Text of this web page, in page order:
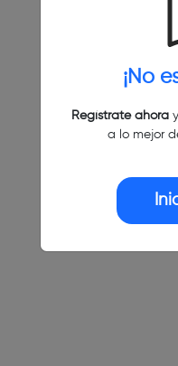
¡No
Regístrate ahoray
a lo mejor